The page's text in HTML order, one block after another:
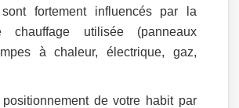
fortement influencés par la
chauffage utilisée (panneaux
à chaleur, électrique, gaz,
de votre habit par